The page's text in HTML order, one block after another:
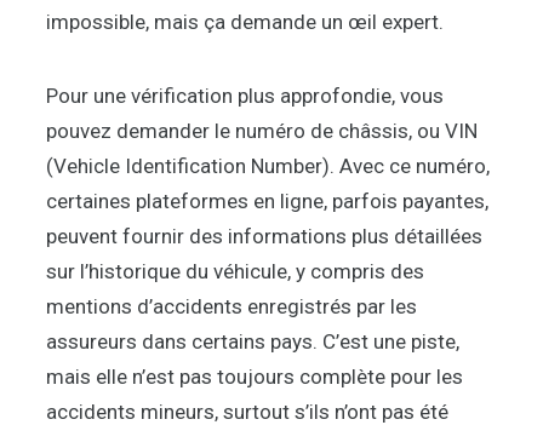
impossible, mais ça demande un œil expert.
Pour une vérification plus approfondie, vous
pouvez demander le numéro de châssis, ou VIN
(Vehicle Identification Number). Avec ce numéro,
certaines plateformes en ligne, parfois payantes,
peuvent fournir des informations plus détaillées
sur l’historique du véhicule, y compris des
mentions d’accidents enregistrés par les
assureurs dans certains pays. C’est une piste,
mais elle n’est pas toujours complète pour les
accidents mineurs, surtout s’ils n’ont pas été